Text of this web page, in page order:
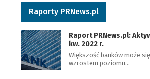
Raporty PRNews.pl
Raport PRNews.pl:
kw. 2022 r.
Większość banków może
wzrostem poziomu…